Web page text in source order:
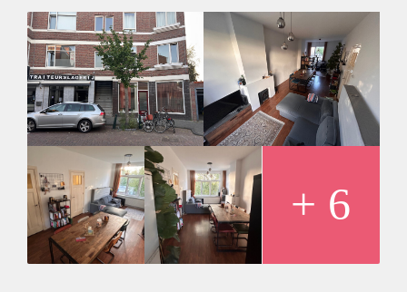
station Laan van NOI op loopafstand. Net als een tramhalte.
Zelf ben ik werkend en daarom ook opzoek naar een
huisgenoot die in de zelfde fase zit. Verder ben ik graag de
deur uit om vrienden op te zoeken, een festival te bezoeken
of te sporten en geniet ik er erg van om lekker te koken. Het
zou top zijn als jij vergelijkbare interesses hebt!
Belangrijk: Het is niet mogelijk om je in te schrijven op dit
adres.
Bonus: Omdat ik zelf geen grote liefhebber ben van
schoonmaken komt er 1x per 2 weken een schoonmaker
langs.
+ 6